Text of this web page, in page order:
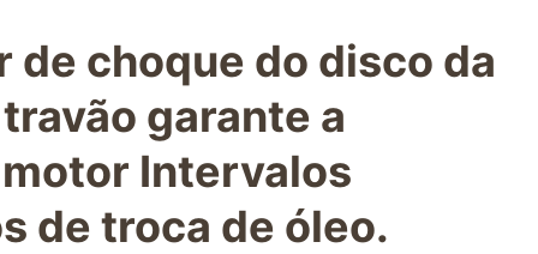
de choque do disco da
garante a
Intervalos
de troca de óleo.